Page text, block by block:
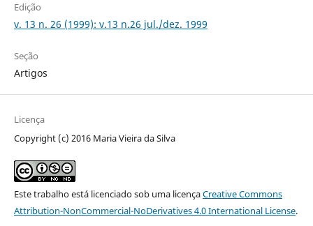
Edição
v. 13 n. 26 (1999): v.13 n.26 jul./dez. 1999
Seção
Artigos
Licença
Copyright (c) 2016 Maria Vieira da Silva
Este trabalho está licenciado sob uma licençaCreative Commons
Attribution-NonCommercial-NoDerivatives 4.0 International License.